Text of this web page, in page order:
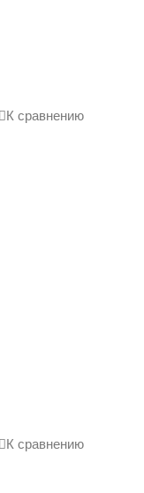
К сравнению
К сравнению